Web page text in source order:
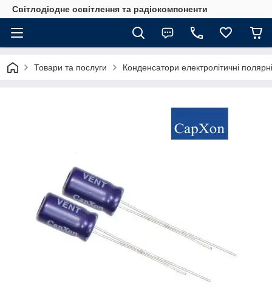
Світлодіодне освітлення та радіокомпоненти
Товари та послуги Конденсатори електролітичні